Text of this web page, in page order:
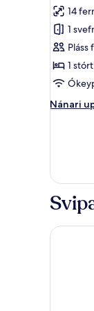
myndir
fyrir
Room,
1
King
&
14
1
Pláss
1
Nánari
Nánari
Bed
1
Queen
Bed
Days